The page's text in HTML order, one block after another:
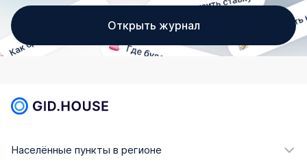
Открыть журнал
Населённые пункты в регионе